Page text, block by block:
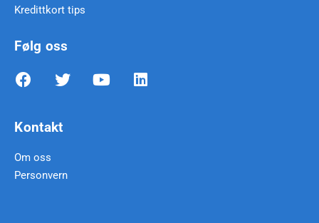
Kredittkort tips
Følg oss
Kontakt
Om oss
Personvern